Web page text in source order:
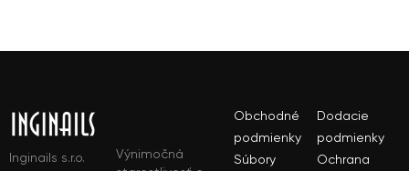
Inginails s.r.o.
Výnimočná
Obchodné
podmienky
Dodacie
podmienky
Súbory
Ochrana